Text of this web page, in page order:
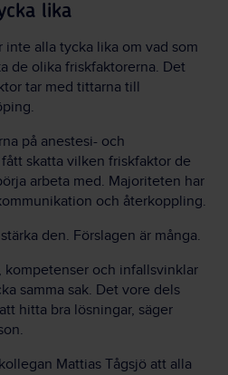
lika
alla tycka lika om vad som
de olika friskfaktorerna. Det
tar med tittarna till
på anestesi- och
skatta vilken friskfaktor de
arbeta med. Majoriteten har
och återkoppling.
den. Förslagen är många.
kompetenser och infallsvinklar
samma sak. Det vore dels
hitta bra lösningar, säger
Mattias Tågsjö att alla